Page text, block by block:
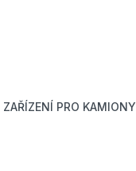
PRO KAMIONY